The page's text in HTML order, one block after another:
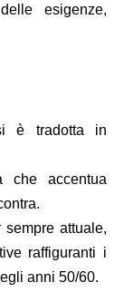
esigenze,
è tradotta in
che accentua
attuale,
raffiguranti i
anni 50/60.